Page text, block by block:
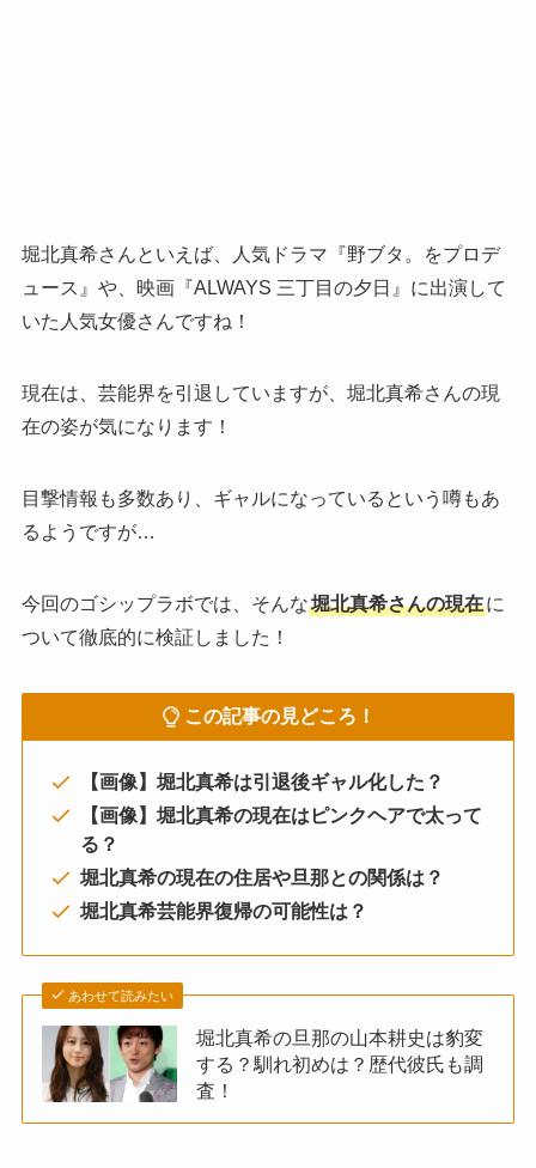
堀北真希さんといえば、人気ドラマ『野ブタ。をプロデ
ュース』や、映画『ALWAYS 三丁目の夕日』に出演して
いた人気女優さんですね！
現在は、芸能界を引退していますが、堀北真希さんの現
在の姿が気になります！
目撃情報も多数あり、ギャルになっているという噂もあ
るようですが…
今回のゴシップラボでは、そんな堀北真希さんの現在に
ついて徹底的に検証しました！
この記事の見どころ！
【画像】堀北真希は引退後ギャル化した？
【画像】堀北真希の現在はピンクヘアで太って
る？
堀北真希の現在の住居や旦那との関係は？
堀北真希芸能界復帰の可能性は？
あわせて読みたい
堀北真希の旦那の山本耕史は豹変
する？馴れ初めは？歴代彼氏も調
査！